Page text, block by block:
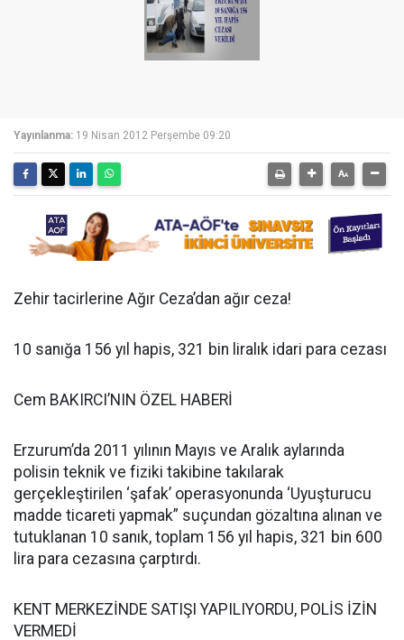
Yayınlanma: 19 Nisan 2012 Perşembe 09:20
Zehir tacirlerine Ağır Ceza’dan ağır ceza!
10 sanığa 156 yıl hapis, 321 bin liralık idari para cezası
Cem BAKIRCI’NIN ÖZEL HABERİ
Erzurum’da 2011 yılının Mayıs ve Aralık aylarında
polisin teknik ve fiziki takibine takılarak
gerçekleştirilen ‘şafak’ operasyonunda ‘Uyuşturucu
madde ticareti yapmak” suçundan gözaltına alınan ve
tutuklanan 10 sanık, toplam 156 yıl hapis, 321 bin 600
lira para cezasına çarptırdı.
KENT MERKEZİNDE SATIŞI YAPILIYORDU, POLİS İZİN
VERMEDİ